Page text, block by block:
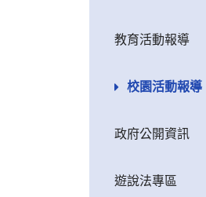
教育活動報導
校園活動報導
政府公開資訊
遊說法專區